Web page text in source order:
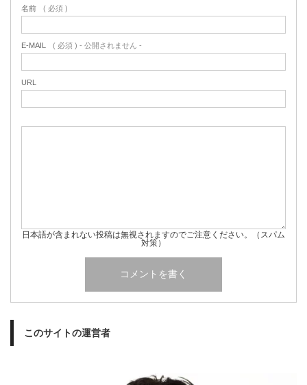
名前 ( 必須 )
E-MAIL ( 必須 ) - 公開されません -
URL
日本語が含まれない投稿は無視されますのでご注意ください。（スパム
対策）
このサイトの運営者